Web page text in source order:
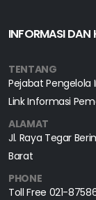
INFORMASI DAN
TENTANG
Pejabat Pengelola
Link Informasi
ALAMAT
Jl. Raya Tegar
Barat
PHONE
Toll Free 021-